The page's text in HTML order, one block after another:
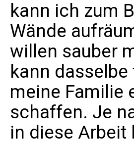
kann ich zum
Wände
willen sauber
kann
meine Familie
schaffen. Je
in diese Arbeit